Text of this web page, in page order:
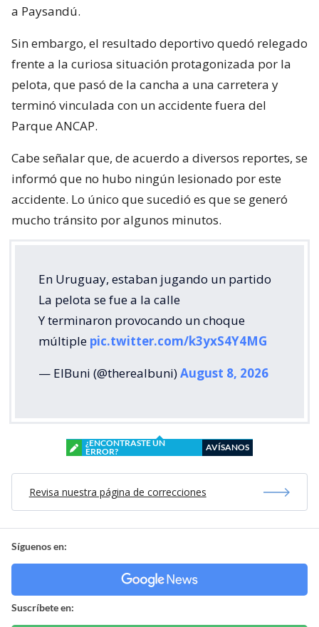
a Paysandú.
Sin embargo, el resultado deportivo quedó relegado
frente a la curiosa situación protagonizada por la
pelota, que pasó de la cancha a una carretera y
terminó vinculada con un accidente fuera del
Parque ANCAP.
Cabe señalar que, de acuerdo a diversos reportes, se
informó que no hubo ningún lesionado por este
accidente. Lo único que sucedió es que se generó
mucho tránsito por algunos minutos.
En Uruguay, estaban jugando un partido
La pelota se fue a la calle
Y terminaron provocando un choque
múltiple pic.twitter.com/k3yxS4Y4MG
— ElBuni (@therealbuni)August 8, 2026
¿ENCONTRASTE UN
ERROR?
AVÍSANOS
Revisa nuestra página de correcciones
Síguenos en:
Suscríbete en: